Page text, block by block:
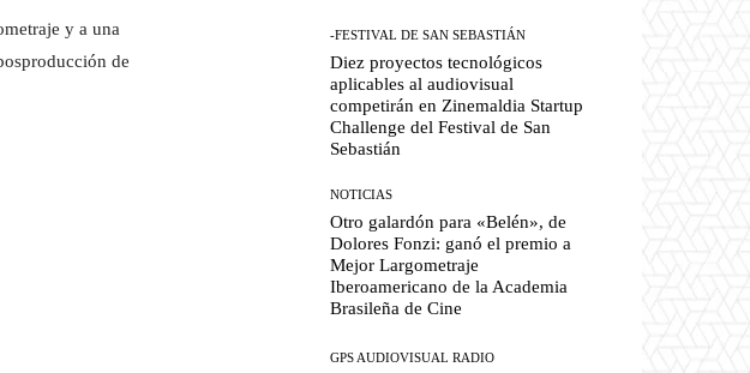
y a una
de
-FESTIVAL DE SAN SEBASTIÁN
Diez proyectos tecnológicos
aplicables al audiovisual
competirán en Zinemaldia Startup
Challenge del Festival de San
Sebastián
NOTICIAS
Otro galardón para «Belén», de
Dolores Fonzi: ganó el premio a
Mejor Largometraje
Iberoamericano de la Academia
Brasileña de Cine
GPS AUDIOVISUAL RADIO